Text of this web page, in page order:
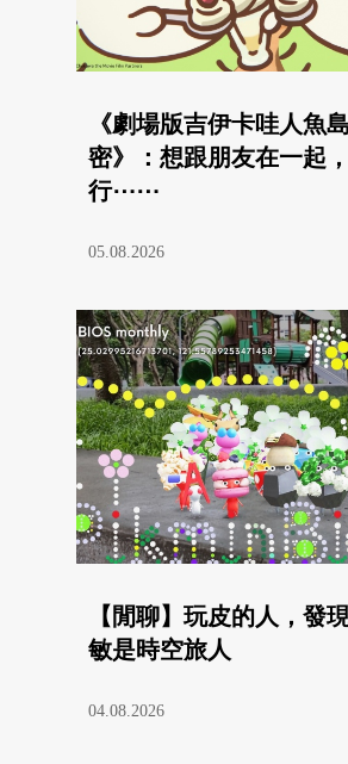
《劇場版吉伊卡哇人魚
密》：想跟朋友在一起
行⋯⋯
05.08.2026
【閒聊】玩皮的人，發
敏是時空旅人
04.08.2026